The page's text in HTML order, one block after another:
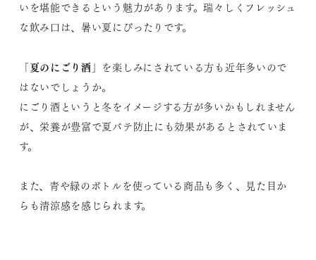
いを堪能できるという魅力があります。瑞々しくフレッシュ
な飲み口は、暑い夏にぴったりです。
「夏のにごり酒 」を楽しみにされている方も近年多いので
はないでしょうか。
にごり酒というと冬をイメージする方が多いかもしれません
が、栄養が豊富で夏バテ防止にも効果があるとされていま
す。
また、青や緑のボトルを使っている商品も多く、見た目か
らも清涼感を感じられます。